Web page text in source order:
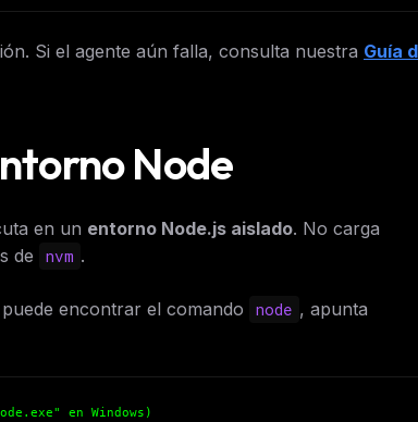
Si el agente aún falla, consulta nuestra Guía
Node
en un entorno Node.js aislado. No carga
de nvm .
encontrar el comando node , apunta
en Windows)